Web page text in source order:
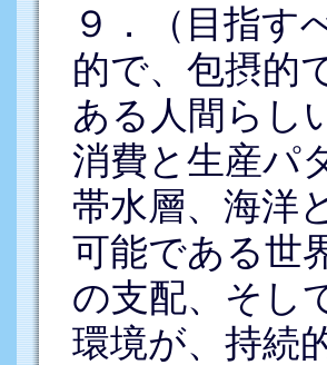
９．（目指す
的で、包摂的
ある人間らし
消費と生産パ
帯水層、海洋
可能である世
の支配、そし
環境が、持続